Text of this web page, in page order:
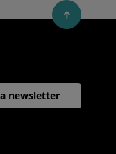
newsletter